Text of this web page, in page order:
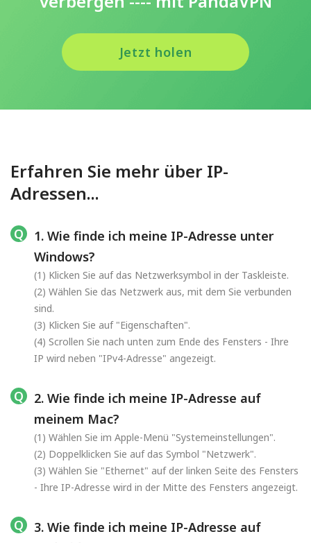
Jetzt holen
Erfahren Sie mehr über IP-
Adressen...
1. Wie finde ich meine IP-Adresse unter
Windows?
(1) Klicken Sie auf das Netzwerksymbol in der Taskleiste.
(2) Wählen Sie das Netzwerk aus, mit dem Sie verbunden
sind.
(3) Klicken Sie auf "Eigenschaften".
(4) Scrollen Sie nach unten zum Ende des Fensters - Ihre
IP wird neben "IPv4-Adresse" angezeigt.
2. Wie finde ich meine IP-Adresse auf
meinem Mac?
(1) Wählen Sie im Apple-Menü "Systemeinstellungen".
(2) Doppelklicken Sie auf das Symbol "Netzwerk".
(3) Wählen Sie "Ethernet" auf der linken Seite des Fensters
- Ihre IP-Adresse wird in der Mitte des Fensters angezeigt.
3. Wie finde ich meine IP-Adresse auf